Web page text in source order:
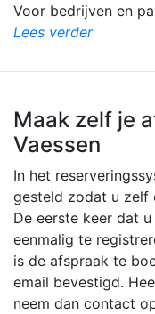
Voor bedrijven en
Lees verder
Maak zelf je
Vaessen
In het
gesteld zodat u zelf
De eerste keer dat
eenmalig te
is de afspraak te
email bevestigd.
neem dan contact